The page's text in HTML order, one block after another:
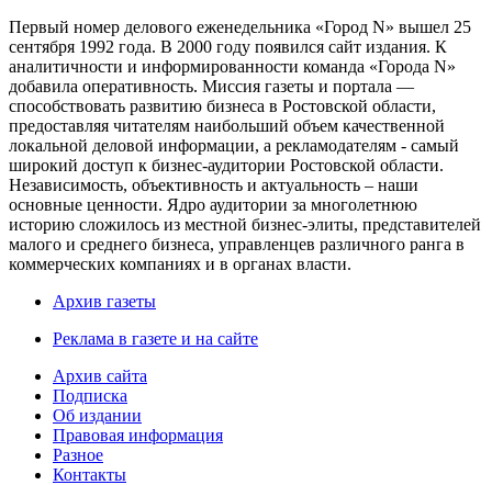
Первый номер делового еженедельника «Город N» вышел 25
сентября 1992 года. В 2000 году появился сайт издания. К
аналитичности и информированности команда «Города N»
добавила оперативность. Миссия газеты и портала —
способствовать развитию бизнеса в Ростовской области,
предоставляя читателям наибольший объем качественной
локальной деловой информации, а рекламодателям - самый
широкий доступ к бизнес-аудитории Ростовской области.
Независимость, объективность и актуальность – наши
основные ценности. Ядро аудитории за многолетнюю
историю сложилось из местной бизнес-элиты, представителей
малого и среднего бизнеса, управленцев различного ранга в
коммерческих компаниях и в органах власти.
Архив газеты
Реклама в газете и на сайте
Архив сайта
Подписка
Об издании
Правовая информация
Разное
Контакты